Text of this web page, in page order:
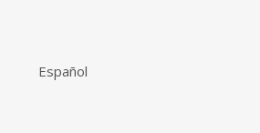
Español